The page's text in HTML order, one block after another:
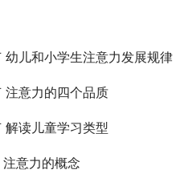
儿和小学生注意力发展规律
意力的四个品质
读儿童学习类型
意力的概念